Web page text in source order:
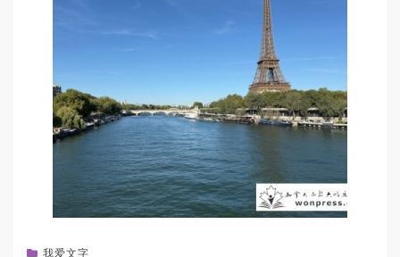
我爱文字